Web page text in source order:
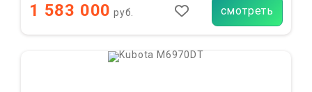
1 583 000 руб. смотреть